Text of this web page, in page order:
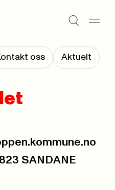
oss Aktuelt
SANDANE